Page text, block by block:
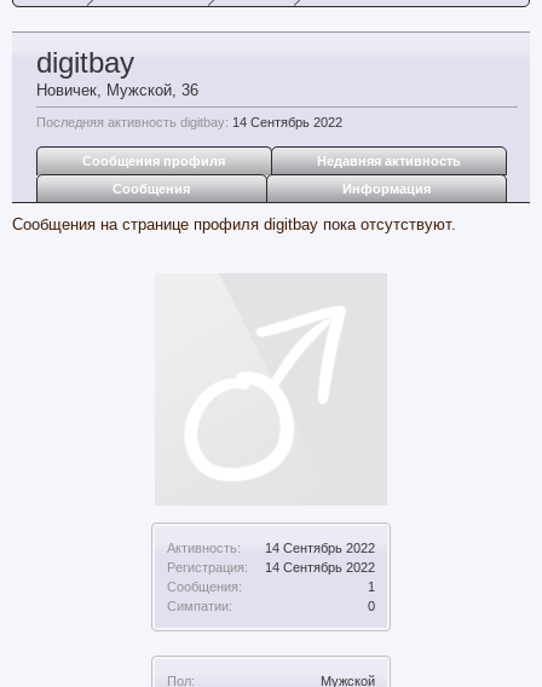
Активность:
14 Сентябрь 2022
Регистрация:
14 Сентябрь 2022
Сообщения:
1
Симпатии:
0
Пол: Мужской
digitbay
Новичек, Мужской, 36
Последняя активность digitbay: 14 Сентябрь 2022
Сообщения профиля
Недавняя активность
Сообщения
Информация
Сообщения на странице профиля digitbay пока отсутствуют.